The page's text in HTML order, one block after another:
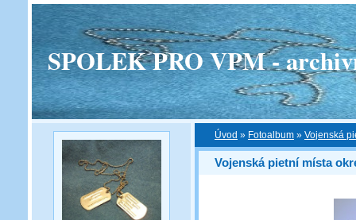
SPOLEK PRO VPM -
Úvod » Fotoalbum » Vojenská
Vojenská pietní místa